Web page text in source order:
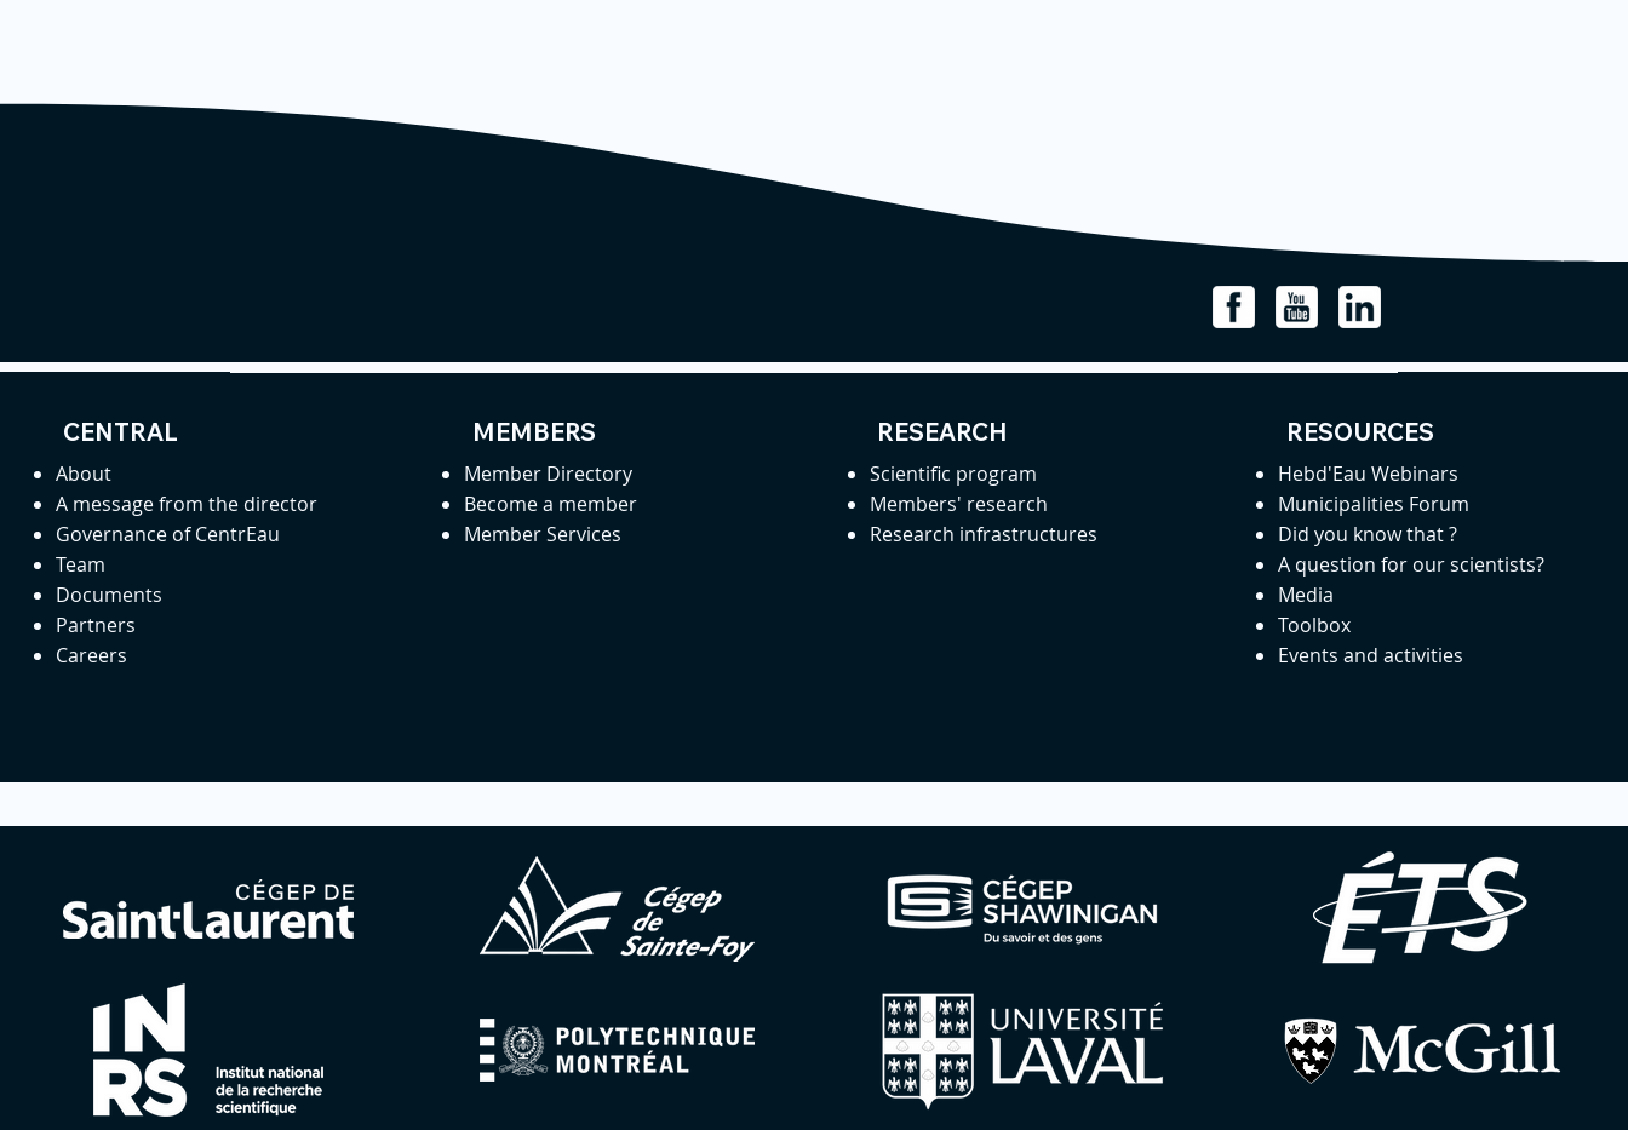
CENTRAL
About
A message from the director
Governance of CentrEau
Team
Documents
Partners
Careers
MEMBERS
Member Directory
Become a member
Member Services
RESEARCH
Scientific program
Members' research
Research infrastructures
RESOURCES
Hebd'Eau Webinars
Municipalities Forum
Did you know that ?
A question for our scientists?
Media
Toolbox
Events and activities